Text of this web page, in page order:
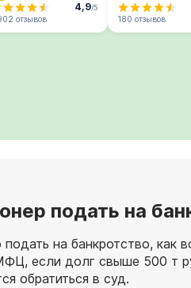
4,9/5
отзывов 180 отзывов
подать на
на банкротство,
если долг свыше 500 т
обратиться в суд.